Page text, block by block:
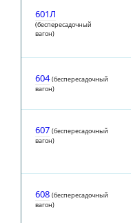
601Л
(беспересадочный
вагон)
604 (беспересадочный
вагон)
607 (беспересадочный
вагон)
608 (беспересадочный
вагон)